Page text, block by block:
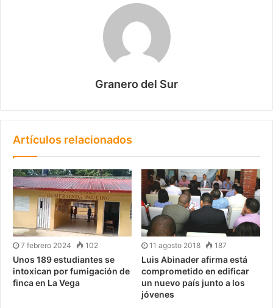
Granero del Sur
Artículos relacionados
7 febrero 2024 102
Unos 189 estudiantes se
intoxican por fumigación de
finca en La Vega
11 agosto 2018 187
Luis Abinader afirma está
comprometido en edificar
un nuevo país junto a los
jóvenes